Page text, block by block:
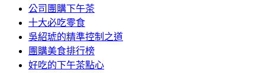
公司團購下午茶
十大必吃零食
吳紹琥的精準控制之道
團購美食排行榜
好吃的下午茶點心